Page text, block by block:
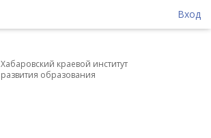
Вход
Хабаровский краевой институт
развития образования